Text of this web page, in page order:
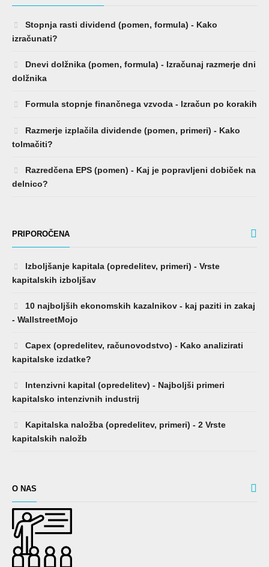
Stopnja rasti dividend (pomen, formula) - Kako
izračunati?
Dnevi dolžnika (pomen, formula) - Izračunaj razmerje dni
dolžnika
Formula stopnje finančnega vzvoda - Izračun po korakih
Razmerje izplačila dividende (pomen, primeri) - Kako
tolmačiti?
Razredčena EPS (pomen) - Kaj je popravljeni dobiček na
delnico?
PRIPOROČENA
Izboljšanje kapitala (opredelitev, primeri) - Vrste
kapitalskih izboljšav
10 najboljših ekonomskih kazalnikov - kaj paziti in zakaj
- WallstreetMojo
Capex (opredelitev, računovodstvo) - Kako analizirati
kapitalske izdatke?
Intenzivni kapital (opredelitev) - Najboljši primeri
kapitalsko intenzivnih industrij
Kapitalska naložba (opredelitev, primeri) - 2 Vrste
kapitalskih naložb
O NAS